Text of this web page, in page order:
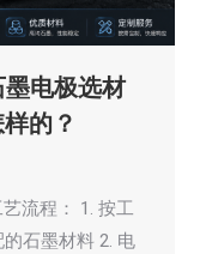
电极选材
的？
流程： 1. 按工
石墨材料 2. 电